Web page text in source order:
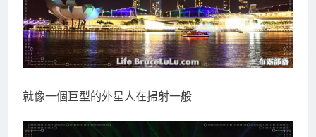
就像一個巨型的外星人在掃射一般